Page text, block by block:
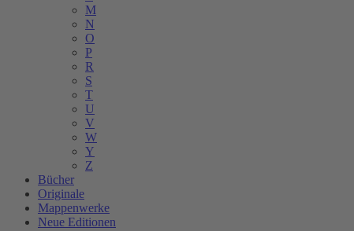
M
N
O
P
R
S
T
U
V
W
Y
Z
Bücher
Originale
Mappenwerke
Neue Editionen